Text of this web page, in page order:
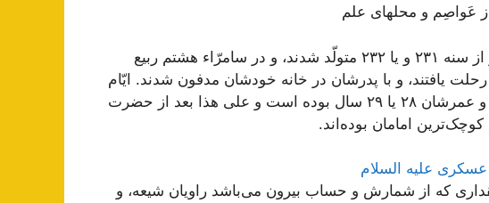
عَواصِم و محلهاى علم‌
آن حضرت در شهر ربيع الآخر از سنه ٢٣١ و يا ٢٣٢ متولّد شدند، و در سامرّاء هشتم ربيع
الأشهر رحلت يافتند، و با پدرشان در خانه خودشان مدفون شدند. ايّام
امامت آن حضرت شش سال و عمرشان ٢٨ يا ٢٩ سال بوده است و على هذا بعد از حضرت
امامان بوده‌اند.
علیه السلام
كه از شمارش و حساب بیرون مى‌باشد راویان شیعه، و